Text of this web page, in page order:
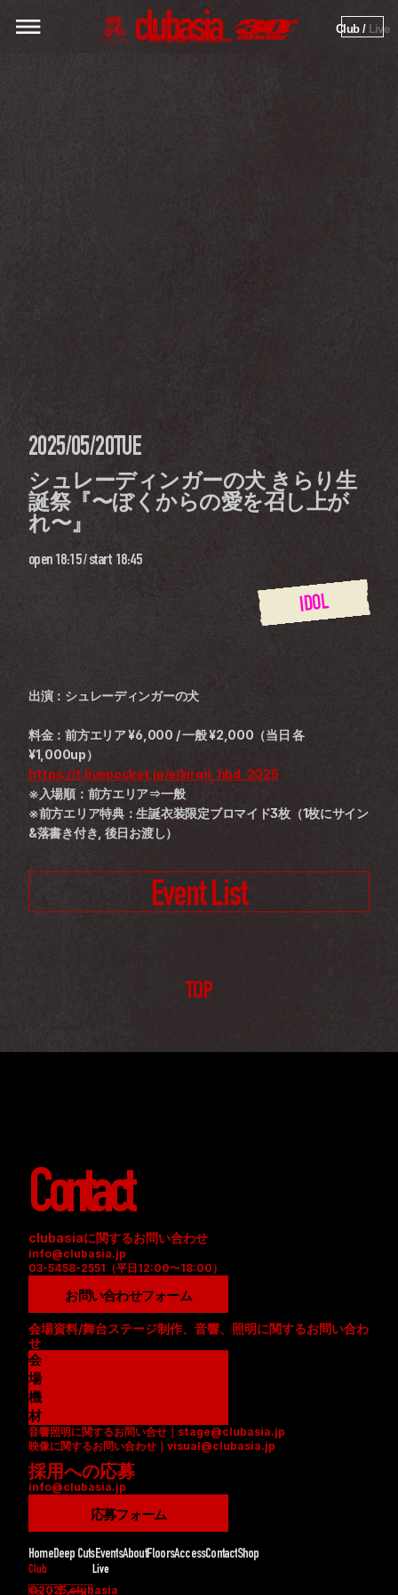
Club / Live
2025/05/20TUE
シュレーディンガーの犬 きらり生
誕祭『〜ぼくからの愛を召し上が
れ〜』
open 18:15 / start 18:45
IDOL
出演：シュレーディンガーの犬
料金：前方エリア ¥6,000 / 一般 ¥2,000（当日 各
¥1,000up）
https://t.livepocket.jp/e/kirari_hbd_2025
※入場順：前方エリア⇒一般
※前方エリア特典：生誕衣装限定ブロマイド3枚（1枚にサイン
&落書き付き, 後日お渡し）
Event List
TOP
Contact
clubasiaに関するお問い合わせ
info@clubasia.jp
03-5458-2551（平日12:00〜18:00）
お問い合わせフォーム
会場資料/舞台ステージ制作、音響、照明に関するお問い合わ
せ
会
場
資
料
(
P
D
F
機
材
リ
ス
ト
(
D
F
)
音響照明に関するお問い合せ｜stage@clubasia.jp
映像に関するお問い合わせ｜visual@clubasia.jp
採用への応募
info@clubasia.jp
応募フォーム
HomeDeep CutsEventsAboutFloorsAccessContactShop
Club Live
©2025 clubasia